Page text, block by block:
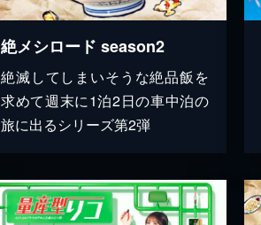
絶メシロード season2
絶滅してしまいそうな絶品飯を
求めて週末に1泊2日の車中泊の
旅に出るシリーズ第2弾